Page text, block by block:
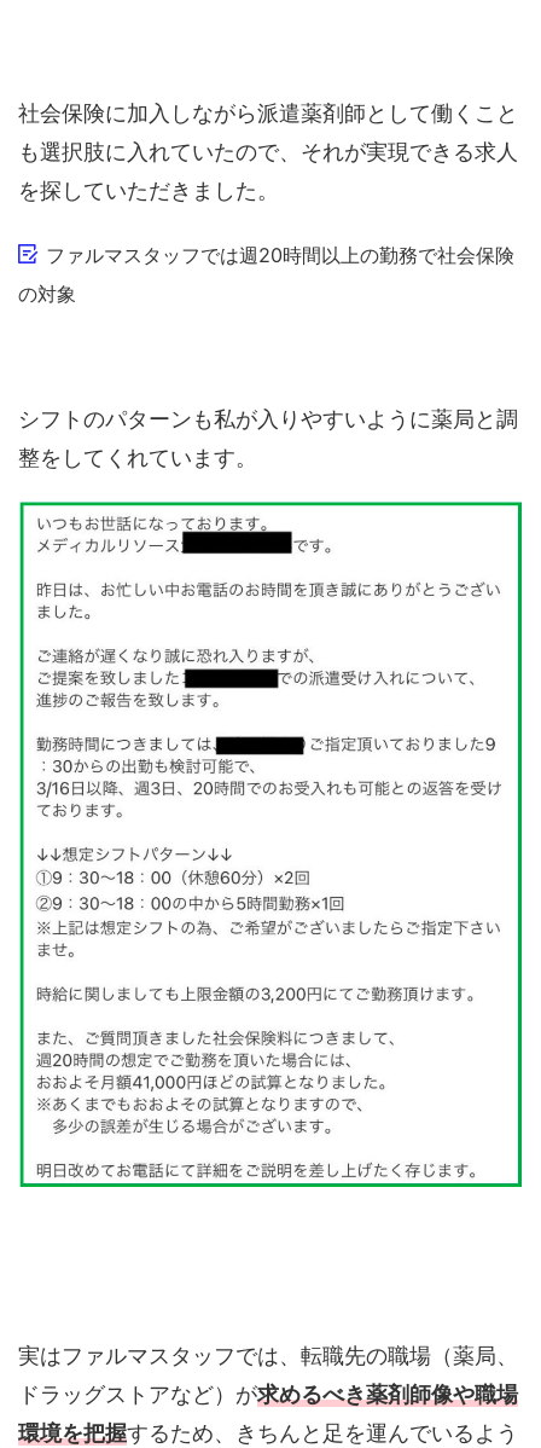
社会保険に加入しながら派遣薬剤師として働くこと
も選択肢に入れていたので、それが実現できる求人
を探していただきました。
ファルマスタッフでは週20時間以上の勤務で社会保険
の対象
シフトのパターンも私が入りやすいように薬局と調
整をしてくれています。
実はファルマスタッフでは、転職先の職場（薬局、
ドラッグストアなど）が求めるべき薬剤師像や職場
環境を把握するため、きちんと足を運んでいるよう